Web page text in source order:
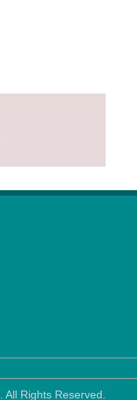
. All Rights Reserved.